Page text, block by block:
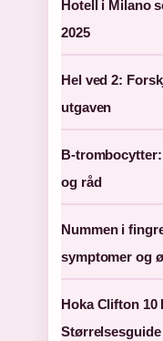
Hotell i Milano
2025
Hel ved 2:
utgaven
B-
og råd
Nummen i
symptomer og
Hoka Clifton 10
Størrelsesguide